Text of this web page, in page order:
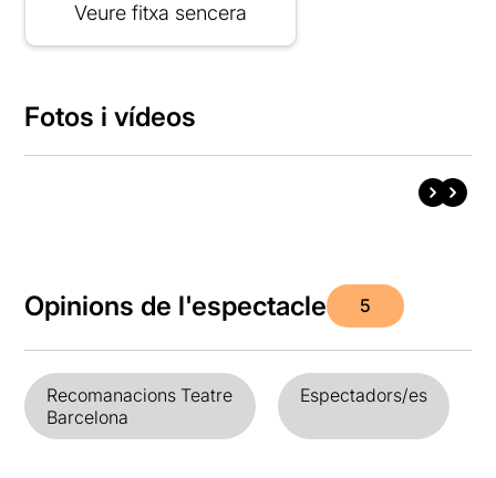
Veure fitxa sencera
Fotos i vídeos
Opinions de l'espectacle 5
Recomanacions Teatre
Barcelona
Espectadors/es